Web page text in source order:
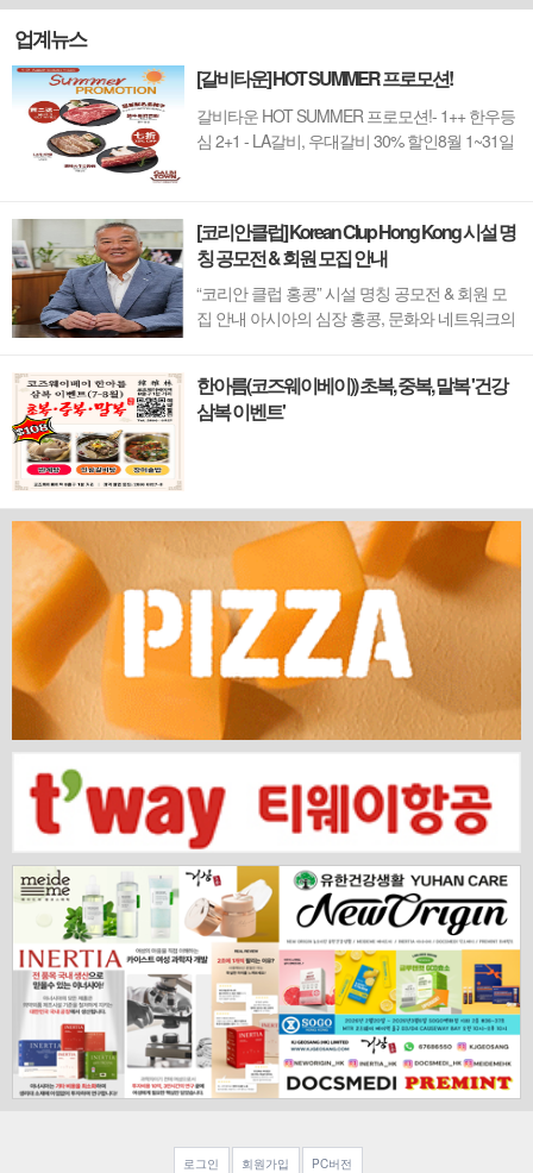
업계뉴스
[갈비타운] HOT SUMMER 프로모션!
갈비타운 HOT SUMMER 프로모션!- 1++ 한우등
심 2+1 - LA갈비, 우대갈비 30% 할인8월 1~31일
[코리안클럽] Korean Clup Hong Kong 시설 명
칭 공모전 & 회원 모집 안내
“코리안 클럽 홍콩” 시설 명칭 공모전 & 회원 모
집 안내 아시아의 심장 홍콩, 문화와 네트워크의
홍콩. 이 역동적인 글로벌 허브의 중심에서 한국
의 깊이 있는 문화유산과 세계적 감각을 잇는 새
한아름(코즈웨이베이)) 초복, 중복, 말복 '건강
삼복 이벤트'
로그인 회원가입 PC버전